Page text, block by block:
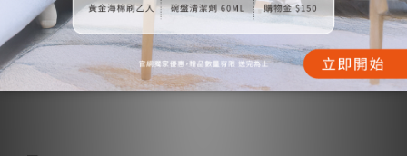
【淨毒五郎】去油污廚房清
潔慕斯補充瓶 1000mL.
NT$1,445
NT$850
【淨毒五郎 】衣物淨蟎噴
霧補充瓶-天竺葵香氣
500mL.
NT$1,360
NT$799